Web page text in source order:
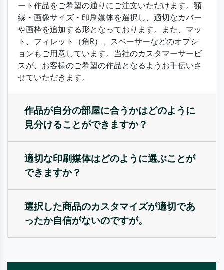
ート作品をご希望の通りにご注文いただけます。額
縁・画像サイズ・印刷媒体を選択し、適切なカバー
や画枠を追加する形となっております。また、マッ
ト、フィレット（角R）、スペーサーなどのオプシ
ョンもご用意しています。当社のカスタマーサービ
スが、お客様のご希望の作品となるようお手伝いさ
せていただきます。
作品が自分の部屋に合うかはどのように
見分けることができますか？
適切な印刷媒体はどのように選ぶことが
できますか？
選択した商品のカスタマイズが適切であ
ったか自信がないのですが。